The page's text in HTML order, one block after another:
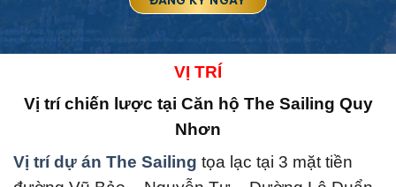
VỊ TRÍ
Vị trí chiến lược tại Căn hộ The Sailing Quy
Nhơn
Vị trí dự án The Sailing tọa lạc tại 3 mặt tiền